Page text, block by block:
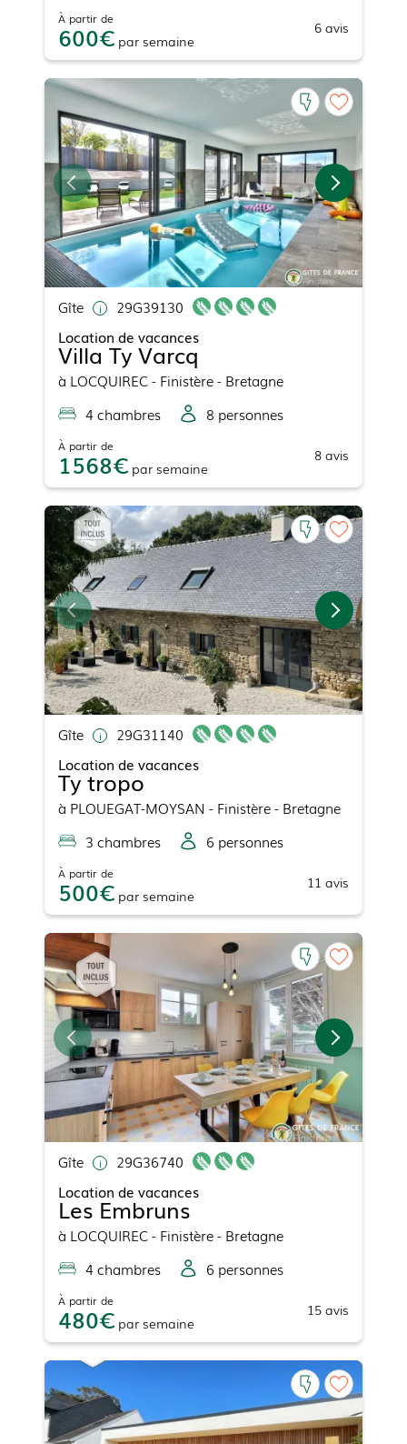
À partir de
600 par semaine
6 avis
Gîte
29G39130
Location de vacances
Villa Ty Varcq
à LOCQUIREC- Finistère - Bretagne
4chambres 8 personnes
À partir de
1568 par semaine
8 avis
Gîte
29G31140
Location de vacances
Ty tropo
à PLOUEGAT-MOYSAN - Finistère - Bretagne
3 chambres 6 personnes
À partir de
500 par semaine
11 avis
Gîte
29G36740
Location de vacances
Les Embruns
à LOCQUIREC- Finistère - Bretagne
4chambres 6 personnes
À partir de
480 par semaine
15 avis